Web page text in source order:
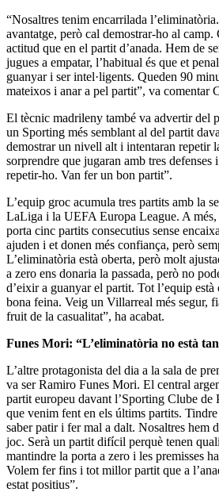
“Nosaltres tenim encarrilada
avantatge, però cal demostrar-ho al
actitud que en el partit d’anada. Hem de
jugues a empatar, l’habitual és que et
guanyar i ser intel·ligents. Queden 90
mateixos i anar a pel partit”, va comentar
El tècnic madrileny també va advertir del
un Sporting més semblant al del partit
demostrar un nivell alt i intentaran repetir
sorprendre que jugaran amb tres defenses
repetir-ho. Van fer un bon partit”.
L’equip groc acumula tres partits amb la
LaLiga i la UEFA Europa League. A més,
porta cinc partits consecutius sense
ajuden i et donen més confiança, però
L’eliminatòria està oberta, però molt
a zero ens donaria la passada, però no
d’eixir a guanyar el partit. Tot l’equip
bona feina. Veig un Villarreal més segur,
fruit de la casualitat”, ha acabat.
Funes Mori: “L’eliminatòria no està
L’altre protagonista del dia a la sala de
va ser Ramiro Funes Mori. El central
partit europeu davant l’Sporting Clube de
que venim fent en els últims partits.
saber patir i fer mal a dalt. Nosaltres hem
joc. Serà un partit difícil perquè tenen
mantindre la porta a zero i les premisses
Volem fer fins i tot millor partit que a
estat positius”.